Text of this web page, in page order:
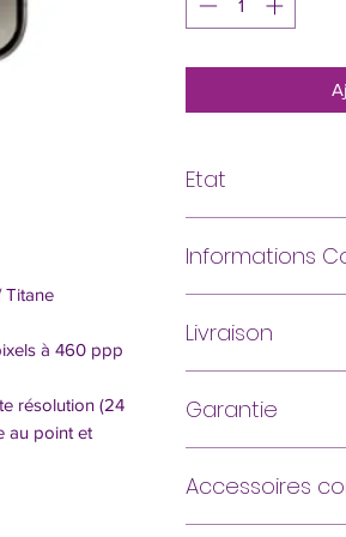
à 460 ppp
résolution (24
au point et
Etat
Excellent état
Très bon état
et/ou la tranche
Informations
Attention,
notre équipe
Livraison
Garantie
utilisation, hors
Accessoires